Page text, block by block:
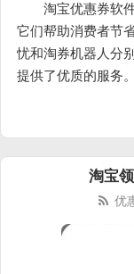
淘宝优惠券软
它们帮助消费者节
忧和淘券机器人分
提供了优质的服务。
淘宝
优